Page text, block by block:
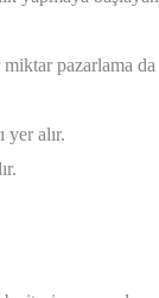
pazarlama da
yer alır.